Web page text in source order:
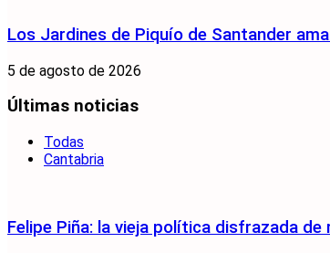
Los Jardines de Piquío de Santander
5 de agosto de 2026
Últimas noticias
Todas
Cantabria
Felipe Piña: la vieja política disfrazada de